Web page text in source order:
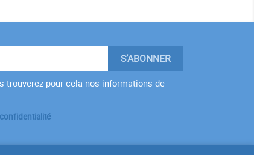
trouverez pour cela nos informations de